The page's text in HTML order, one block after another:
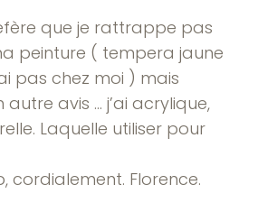
que je rattrappe pas
peinture ( tempera jaune
pas chez moi ) mais
autre avis … j’ai acrylique,
Laquelle utiliser pour
cordialement. Florence.